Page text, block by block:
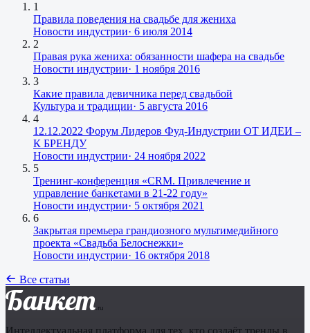
1
Правила поведения на свадьбе для жениха
Новости индустрии· 6 июля 2014
2
Правая рука жениха: обязанности шафера на свадьбе
Новости индустрии· 1 ноября 2016
3
Какие правила девичника перед свадьбой
Культура и традиции· 5 августа 2016
4
12.12.2022 Форум Лидеров Фуд-Индустрии ОТ ИДЕИ –
К БРЕНДУ
Новости индустрии· 24 ноября 2022
5
Тренинг-конференция «CRM. Привлечение и
управление банкетами в 21-22 году»
Новости индустрии· 5 октября 2021
6
Закрытая премьера грандиозного мультимедийного
проекта «Свадьба Белоснежки»
Новости индустрии· 16 октября 2018
Все статьи
Банкет .ru